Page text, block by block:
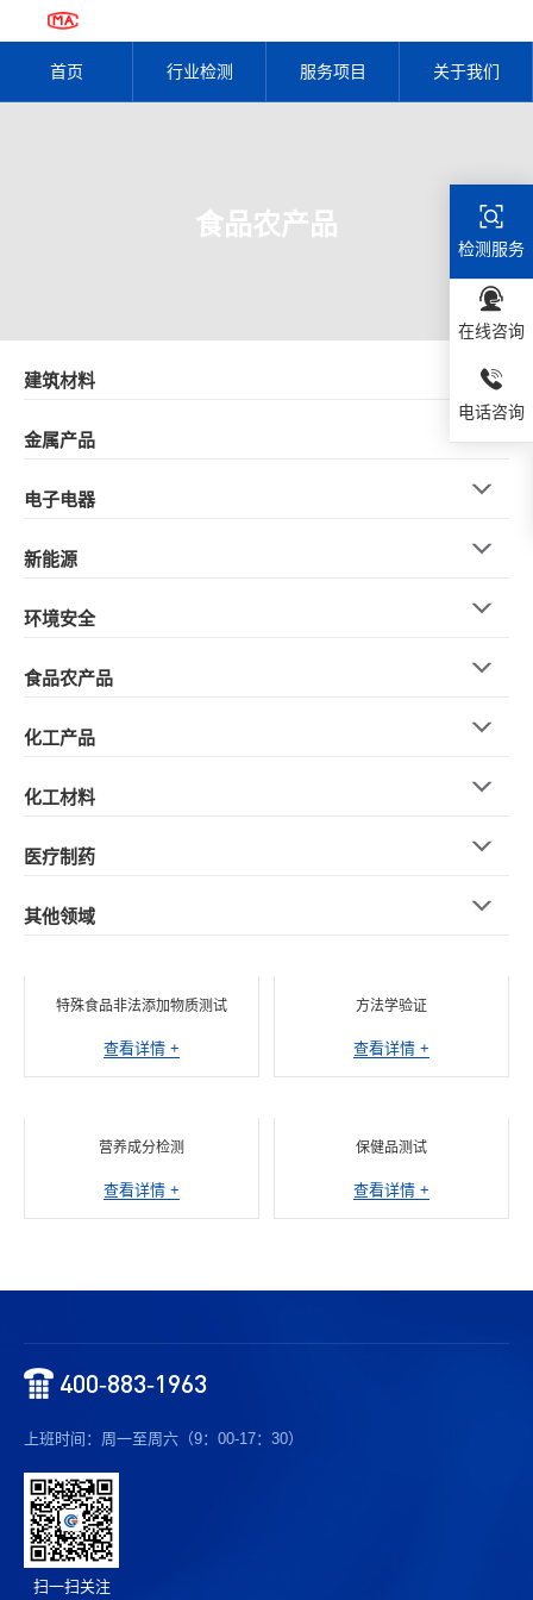
首页 行业检测 服务项目 关于我们
食品农产品
建筑材料
金属产品
电子电器
新能源
环境安全
食品农产品
化工产品
化工材料
医疗制药
其他领域
特殊食品非法添加物质测试
查看详情 +
方法学验证
查看详情 +
营养成分检测
查看详情 +
保健品测试
查看详情 +
400-883-1963
上班时间：周一至周六（9：00-17：30）
扫一扫关注
检测服务
在线咨询
电话咨询